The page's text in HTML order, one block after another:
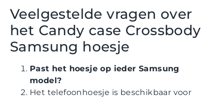
Veelgestelde vragen over
het Candy case Crossbody
Samsung hoesje
Past het hoesje op ieder Samsung
model?
Het telefoonhoesje is beschikbaar voor